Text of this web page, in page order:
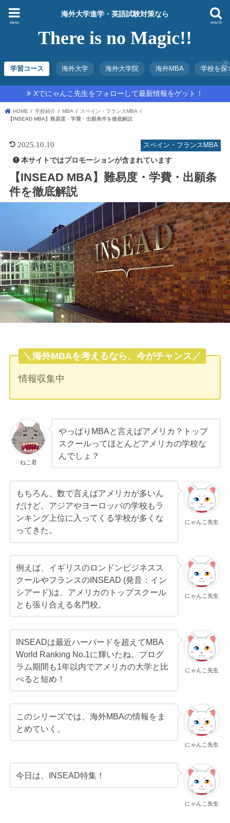
海外大学進学・英語試験対策なら
There is no Magic!!
search
menu
学習コース 海外大学 海外大学院 海外MBA 学校を探
Xでにゃんこ先生をフォローして最新情報をゲット！
HOME 学校紹介 MBA
スペイン・フランスMBA
【INSEAD MBA】難易度・学費・出願条件を徹底解説
スペイン・フランスMBA
2025.10.10
本サイトではプロモーションが含まれています
【INSEAD MBA】難易度・学費・出願条
件を徹底解説
＼海外MBAを考えるなら、今がチャンス／
情報収集中
ねこ君
やっぱりMBAと言えばアメリカ？トップ
スクールってほとんどアメリカの学校な
んでしょ？
にゃんこ先生
もちろん、数で言えばアメリカが多いん
だけど、アジアやヨーロッパの学校もラ
ンキング上位に入ってくる学校が多くな
ってきた。
にゃんこ先生
例えば、イギリスのロンドンビジネスス
クールやフランスのINSEAD (発音：イン
シアード)は、アメリカのトップスクール
とも張り合える名門校。
にゃんこ先生
INSEADは最近ハーバードを超えてMBA
World Ranking No.1に輝いたね。プログ
ラム期間も1年以内でアメリカの大学と比
べると短め！
にゃんこ先生
このシリーズでは、海外MBAの情報をま
とめていく。
にゃんこ先生
今日は、INSEAD特集！